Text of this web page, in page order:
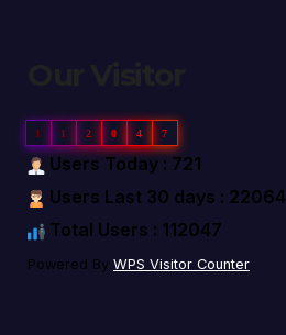
1 1 2 0 4 7
Users Today : 721
Users Last 30 days : 22064
Total Users : 112047
Powered By WPS Visitor Counter